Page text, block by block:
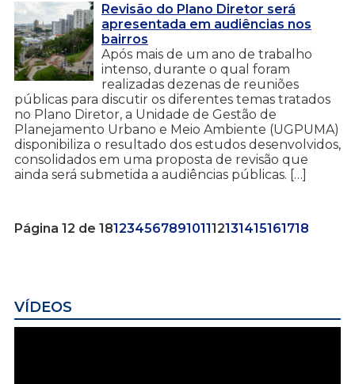
Revisão do Plano Diretor será
apresentada em audiências nos
bairros
Após mais de um ano de trabalho
intenso, durante o qual foram
realizadas dezenas de reuniões
públicas para discutir os diferentes temas tratados
no Plano Diretor, a Unidade de Gestão de
Planejamento Urbano e Meio Ambiente (UGPUMA)
disponibiliza o resultado dos estudos desenvolvidos,
consolidados em uma proposta de revisão que
ainda será submetida a audiências públicas. […]
Página 12 de 18123456789101112131415161718
VÍDEOS